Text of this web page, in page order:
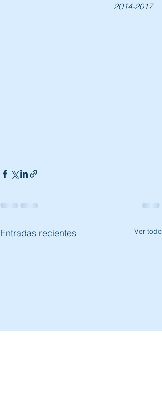
2014-2017
Entradas recientes Ver todo